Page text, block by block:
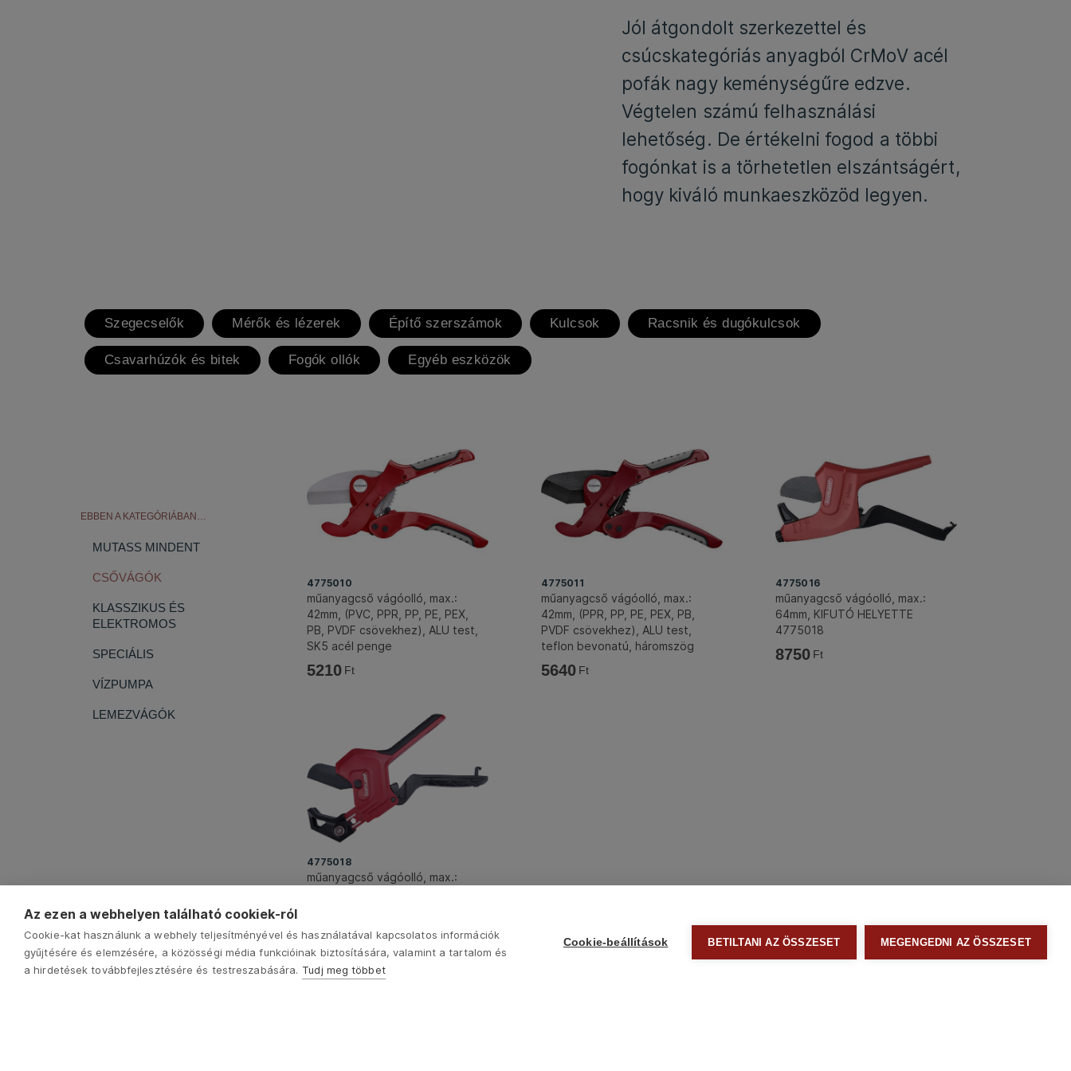
Jól átgondolt szerkezettel és
csúcskategóriás anyagból CrMoV acél
pofák nagy keménységűre edzve.
Végtelen számú felhasználási
lehetőség. De értékelni fogod a többi
fogónkat is a törhetetlen elszántságért,
hogy kiváló munkaeszközöd legyen.
Szegecselők Mérők és lézerek Építő szerszámok Kulcsok Racsnik és dugókulcsok
Csavarhúzók és bitek Fogók ollók Egyéb eszközök
EBBEN A KATEGÓRIÁBAN…
MUTASS MINDENT
CSŐVÁGÓK
KLASSZIKUS ÉS
ELEKTROMOS
SPECIÁLIS
VÍZPUMPA
LEMEZVÁGÓK
4775010
műanyagcső vágóolló, max.:
42mm, (PVC, PPR, PP, PE, PEX,
PB, PVDF csövekhez), ALU test,
SK5 acél penge
5210 Ft
4775011
műanyagcső vágóolló, max.:
42mm, (PPR, PP, PE, PEX, PB,
PVDF csövekhez), ALU test,
teflon bevonatú, háromszög
penge
5640 Ft
4775016
műanyagcső vágóolló, max.:
64mm, KIFUTÓ HELYETTE
4775018
8750 Ft
4775018
műanyagcső vágóolló, max.:
8360 Ft
Az ezen a webhelyen található cookiek-ról
Cookie-kat használunk a webhely teljesítményével és használatával kapcsolatos információk
gyűjtésére és elemzésére, a közösségi média funkcióinak biztosítására, valamint a tartalom és
a hirdetések továbbfejlesztésére és testreszabására. Tudj meg többet
Cookie-beállítások BETILTANI AZ ÖSSZESET MEGENGEDNI AZ ÖSSZESET